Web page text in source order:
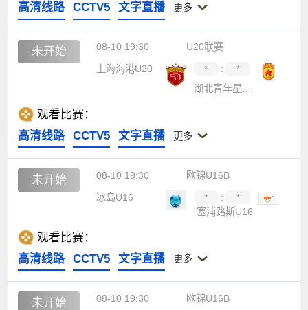
高清线路
CCTV5 文字直播 更多
未开始 08-10 19:30
U20联赛
上海海港U20
* :
*
观看比赛：
高清线路
CCTV5 文字直播 更多
未开始 08-10 19:30
欧锦U16B
冰岛U16
* :
*
塞浦路斯U16
观看比赛：
高清线路
CCTV5 文字直播 更多
未开始 08-10 19:30
欧锦U16B